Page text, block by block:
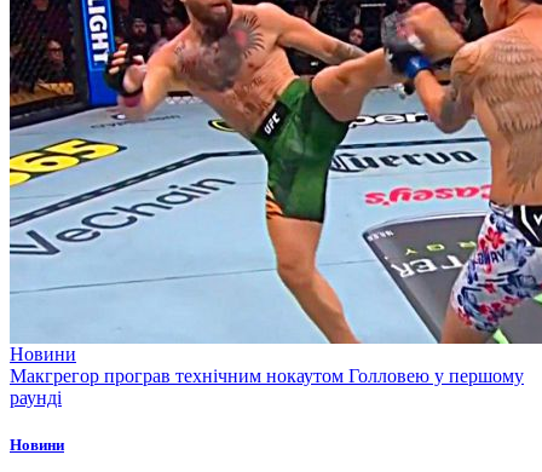
Новини
Макгрегор програв технічним нокаутом Голловею у першому
раунді
Новини